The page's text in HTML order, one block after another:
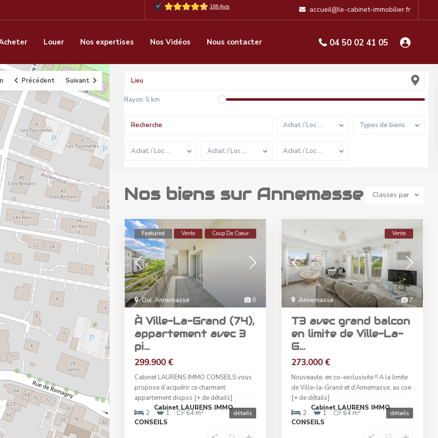
accueil@le-cabinet-immobilier.fr
04 50 02 41 05
Louer Nos expertises Nos Vidéos Nous contacter
Précédent Suivant
Rayon: 5 km
Achat / Loc … Types de biens
Achat / Loc … Achat / Loc … Achat / Loc …
Classes par
Nos biens sur Annemasse
8
Oui, Annemasse
Featured Vente Coup De Coeur
À Ville-La-Grand (74),
appartement avec 3
pi...
299.900 €
Cabinet LAURENS IMMO CONSEILS vous
propose d’acquérir ce charmant
appartement dispos [+ de détails]
2
1 64 m2 détails
Cabinet LAURENS IMMO
CONSEILS
7
Annemasse
Vente
T3 avec grand balcon
en limite de Ville-La-
G...
273.000 €
Nouveaute, en co-exclusivite !! A la limite
de Ville-la-Grand et d’Annemasse, au coe
[+ de détails]
2
1 64 m2 détails
Cabinet LAURENS IMMO
CONSEILS